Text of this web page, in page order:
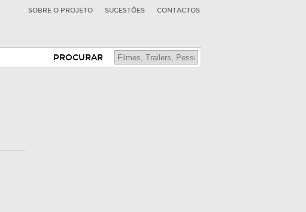
SOBRE O PROJETO SUGESTÕES CONTACTOS
PROCURAR